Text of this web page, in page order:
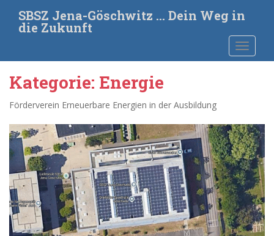
t
SBSZ Jena-Göschwitz … Dein Weg in
die Zukunft
Kategorie: Energie
Förderverein Erneuerbare Energien in der Ausbildung